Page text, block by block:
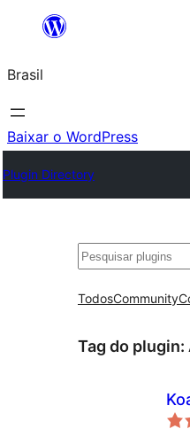
o
conteúdo
Brasil
Baixar o WordPress
Plugin Directory
Pesquisar
TodosCommunity
Tag do plugin: